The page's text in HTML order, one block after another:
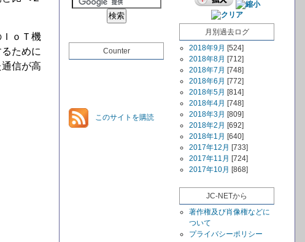
ｏＴ機
ために
信が高
Counter
このサイトを購読
月別過去ログ
2018年9月 [524]
2018年8月 [712]
2018年7月 [748]
2018年6月 [772]
2018年5月 [814]
2018年4月 [748]
2018年3月 [809]
2018年2月 [692]
2018年1月 [640]
2017年12月 [733]
2017年11月 [724]
2017年10月 [868]
JC-NETから
著作権及び肖像権などに
ついて
プライバシーポリシー